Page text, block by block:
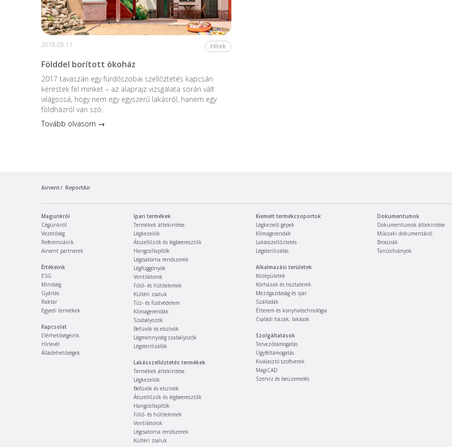
2018.05.11. Hírek
Földdel borított ökoház
2017 tavaszán egy fürdőszobai szellőztetés kapcsán
kerestek fel minket – az alaprajz vizsgálata során vált
világossá, hogy nem egy egyszerű lakásról, hanem egy
földházról van szó.
Tovább olvasom →
Airvent ReportAir
Magunkról
Cégünkről
Vezetőség
Referenciáink
Airvent partnerek
Értékeink
ESG
Minőség
Gyártás
Raktár
Egyedi termékek
Kapcsolat
Elérhetőségeink
Hírlevél
Álláslehetőségek
Ipari termékek
Termékek áttekintése
Légkezelők
Átszellőzők és légbeeresztők
Hangcsillapítók
Légcsatorna rendszerek
Légfüggönyök
Ventilátorok
Fűtő- és hűtőelemek
Kültéri zsaluk
Tűz- és füstvédelem
Klímagerendák
Szabályozók
Befúvók és elszívók
Légmennyiség szabályozók
Légsterilizálók
Lakásszellőztetés termékek
Termékek áttekintése
Légkezelők
Befúvók és elszívók
Átszellőzők és légbeeresztők
Hangcsillapítók
Fűtő- és hűtőelemek
Ventilátorok
Légcsatorna rendszerek
Kültéri zsaluk
Kiemelt termékcsoportok
Légkezelő gépek
Klímagerendák
Lakásszellőztetés
Légsterilizálás
Alkalmazási területek
Középületek
Kórházak és tisztaterek
Mezőgazdaság és ipar
Szállodák
Étterem és konyhatechnológia
Családi házak, lakások
Szolgáltatások
Tervezőtámogatás
Ügyféltámogatás
Kiválasztó szoftverek
MagiCAD
Szerviz és beüzemelés
Dokumentumok
Dokumentumok áttekintése
Műszaki dokumentáció
Brosúrák
Tanúsítványok